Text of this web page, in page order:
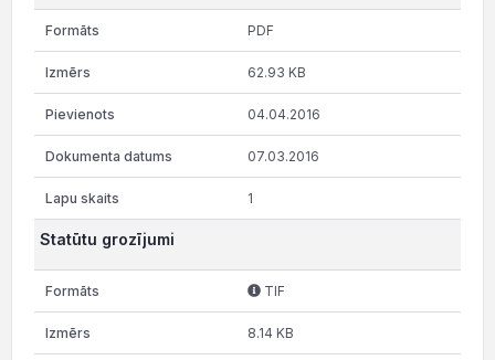
PDF
62.93 KB
04.04.2016
07.03.2016
1
Statūtu grozījumi
TIF
8.14 KB